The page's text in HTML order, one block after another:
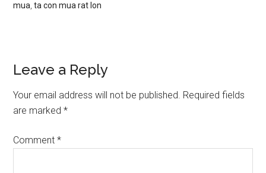
mua ,ta con mua rat lon
Reader
Interactions
Leave a Reply
Your email address will not be published. Required fields
are marked*
Comment*